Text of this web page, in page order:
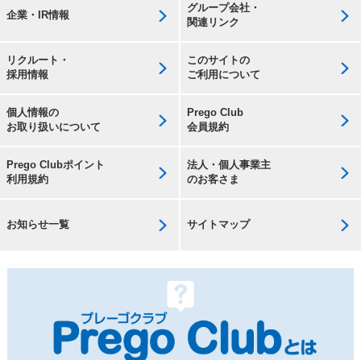
企業・IR情報
グループ会社・
関連リンク
リクルート・
採用情報
このサイトの
ご利用について
個人情報の
お取り扱いについて
Prego Club
会員規約
Prego Clubポイント
利用規約
法人・個人事業主
のお客さま
お知らせ一覧 サイトマップ